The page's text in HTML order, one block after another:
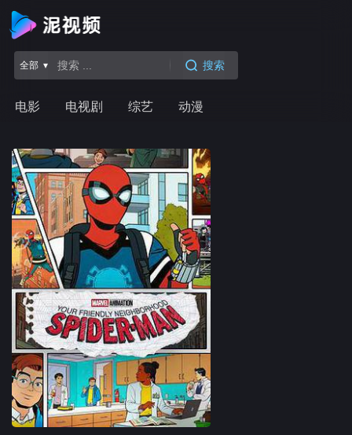
电影 电视剧 综艺 动漫
全部 ▾ 搜索